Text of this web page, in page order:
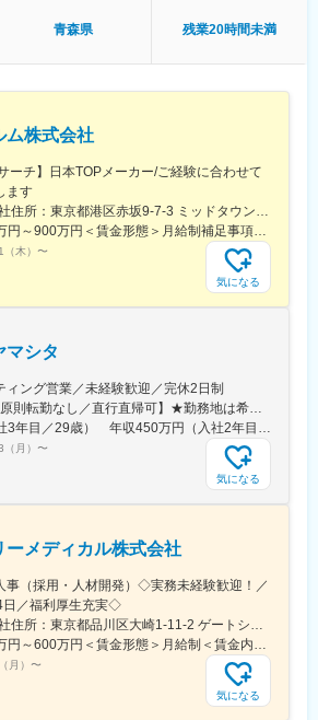
、メインは宮城県を想定。
県、秋田県、青森県、岩手県（出張ベースでで
アも担当いただきます。営業車は1人1台貸与さ
ジャー：１名
バー：５名
携わり、戦略構築から現場対応まで幅広い経
する社長方針があり、裁量が大きく新しいこと
染みやすい雰囲気です。
上の歴史を持つ医療機器メーカーの完全子会
や地域で自社開発の医療機器を販売していま
力製品はチタン・吸収性インプラントで、低
います。本社開発体制ではインプラント分野
ローバルな上市を継続的に行っています。
定める業務
青森県 残業20時間未満
ム株式会社
ーチ】日本TOPメーカー/ご経験に合わせて
ます
＜勤務地詳細＞本社住所：東京都港区赤坂9-7-3 ミッドタウン・ウェスト勤務地最寄駅：東京メトロ日比谷線／都営大江戸線／六本木駅受動喫煙対策：敷地内全面禁煙変更の範囲：会社の定める事業所（リモートワーク含む）
＜予定年収＞600万円～900万円＜賃金形態＞月給制補足事項なし＜賃金内訳＞月額（基本給）：300,000円～500,000円＜月給＞300,000円～500,000円＜昇給有無＞有＜残業手当＞有賃金はあくまでも目安の金額であり、選考を通じて上下する可能性があります。月給(月額)は固定手当を含めた表記です。
木） 〜
気になる
マシタ
ィング営業／未経験歓迎／完休2日制
【全国27都府県／原則転勤なし／直行直帰可】★勤務地は希望を考慮★拠点により車通勤OK※充足状況により、ご希望の勤務地での募集が終了している場合があります。※転居を伴う転勤の有無は、半年ごとに希望を伺い、選択いただけます。■東北■・宮城県（仙台市）■関東■・東京都（東京23区など）・神奈川県（横浜市など）・埼玉県（さいたま市など）・千葉県（千葉市など）・茨城県（水戸市）・栃木県（宇都宮市／足利市）・群馬県（前橋市）■東海■・愛知県（名古屋市／豊田市／豊橋市／小牧市）・静岡県（静岡市／浜松市／沼津市／焼津市／富士市）・岐阜県（岐阜市）・三重県（四日市市）■信越・北陸■・長野県（長野市）・山梨県（甲府市）・石川県（金沢市）・富山県（富山市）・福井県（福井市）■関西■・大阪府・兵庫県（神戸市／尼崎市／姫路市）・京都府（京都市）・奈良県（奈良市／天理市）・滋賀県（大津市／彦根市）・和歌山県（和歌山市／田辺市）■中国■・広島県（広島市）・岡山県（岡山市）■四国■・香川県（高松市）■九州■・福岡県（福岡市）
年収535万円（入社3年目／29歳） 年収450万円（入社2年目／26歳）
月） 〜
気になる
ーメディカル株式会社
事（採用・人材開発）◇実務未経験歓迎！／
日／福利厚生充実◇
＜勤務地詳細＞本社住所：東京都品川区大崎1-11-2 ゲートシティ大崎イーストタワー22Ｆ勤務地最寄駅：JR山手線／大崎駅受動喫煙対策：屋内全面禁煙変更の範囲：会社の定める事業所（リモートワーク含む）
＜予定年収＞500万円～600万円＜賃金形態＞月給制＜賃金内訳＞月額（基本給）：300,000円～350,000円＜月給＞300,000円～350,000円＜昇給有無＞有＜残業手当＞有＜給与補足＞上記年収は、あくまで目安であり、前職・経験を考慮し検討させて頂きます。■昇給：あり■賞与：あり※会社業績と個人業績に応じて算定されます。賃金はあくまでも目安の金額であり、選考を通じて上下する可能性があります。月給(月額)は固定手当を含めた表記です。
月） 〜
気になる